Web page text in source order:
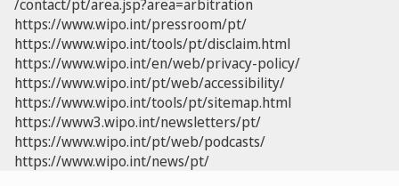
/contact/pt/area.jsp?area=arbitration
https://www.wipo.int/pressroom/pt/
https://www.wipo.int/tools/pt/disclaim.html
https://www.wipo.int/en/web/privacy-policy/
https://www.wipo.int/pt/web/accessibility/
https://www.wipo.int/tools/pt/sitemap.html
https://www3.wipo.int/newsletters/pt/
https://www.wipo.int/pt/web/podcasts/
https://www.wipo.int/news/pt/